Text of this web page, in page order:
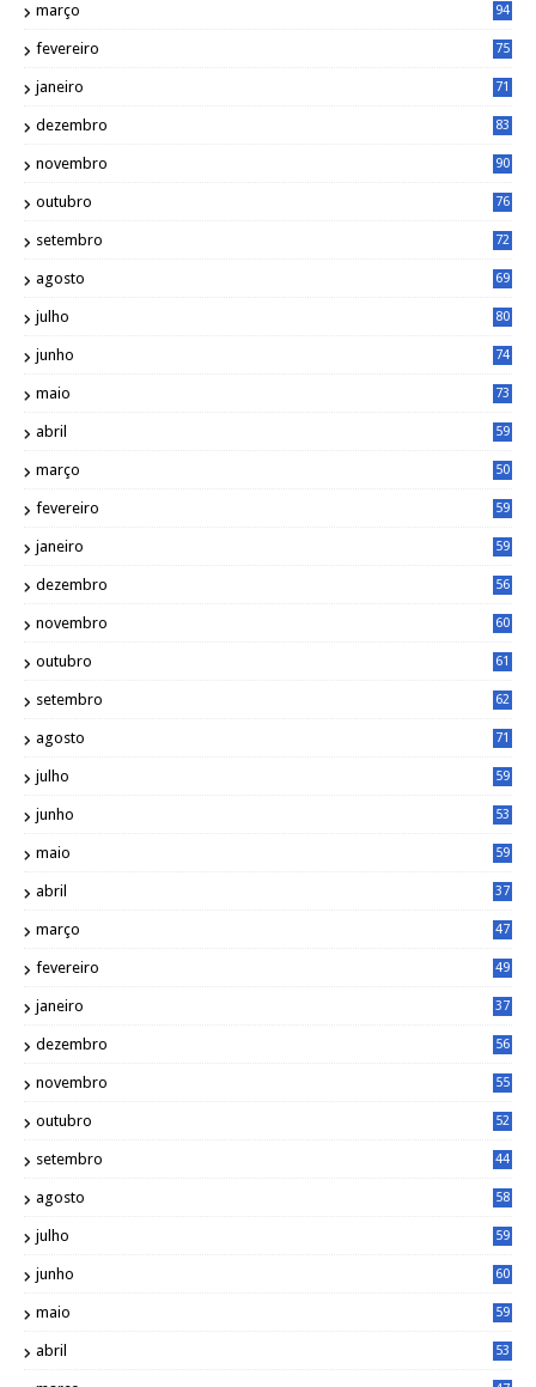
março 94
fevereiro 75
janeiro 71
dezembro 83
novembro 90
outubro 76
setembro 72
agosto 69
julho 80
junho 74
maio 73
abril 59
março 50
fevereiro 59
janeiro 59
dezembro 56
novembro 60
outubro 61
setembro 62
agosto 71
julho 59
junho 53
maio 59
abril 37
março 47
fevereiro 49
janeiro 37
dezembro 56
novembro 55
outubro 52
setembro 44
agosto 58
julho 59
junho 60
maio 59
abril 53